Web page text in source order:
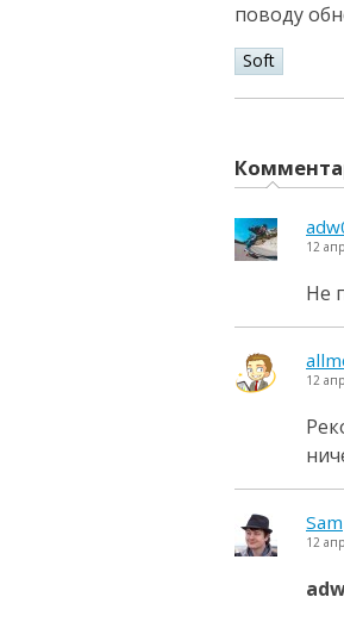
поводу
Soft
12
Не
12
Sam
12